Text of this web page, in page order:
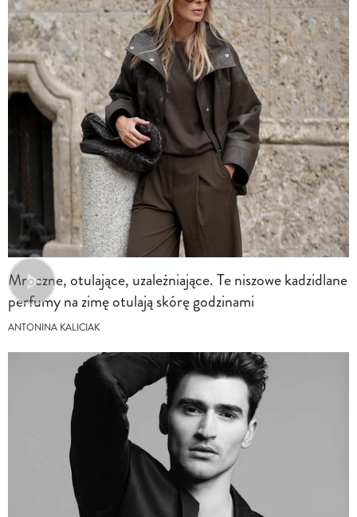
Mroczne, otulające, uzależniające. Te niszowe kadzidlane
perfumy na zimę otulają skórę godzinami
ANTONINA KALICIAK